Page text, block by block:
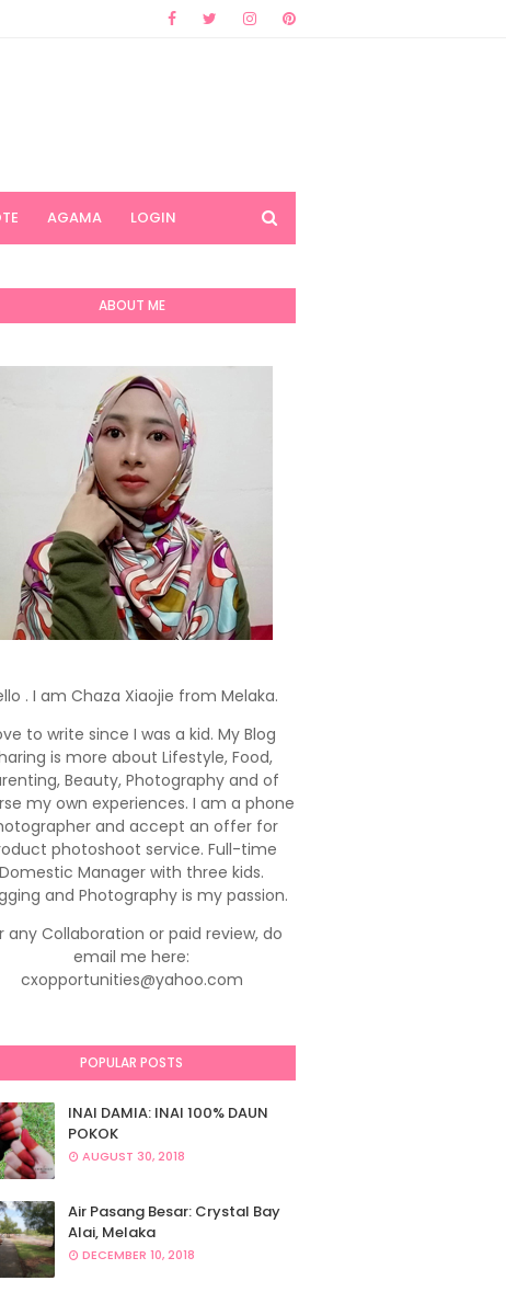
AGAMA LOGIN
ABOUT ME
. I am Chaza Xiaojie from Melaka.
to write since I was a kid. My Blog
is more about Lifestyle, Food,
Beauty, Photography and of
my own experiences. I am a phone
and accept an offer for
photoshoot service. Full-time
Domestic Manager with three kids.
and Photography is my passion.
any Collaboration or paid review, do
email me here:
cxopportunities@yahoo.com
POPULAR POSTS
INAI DAMIA: INAI 100% DAUN
POKOK
AUGUST 30, 2018
Air Pasang Besar: Crystal Bay
Alai, Melaka
DECEMBER 10, 2018